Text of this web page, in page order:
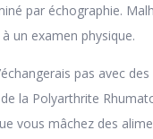
par échographie.
un examen physique.
pas avec
la Polyarthrite
vous mâchez des